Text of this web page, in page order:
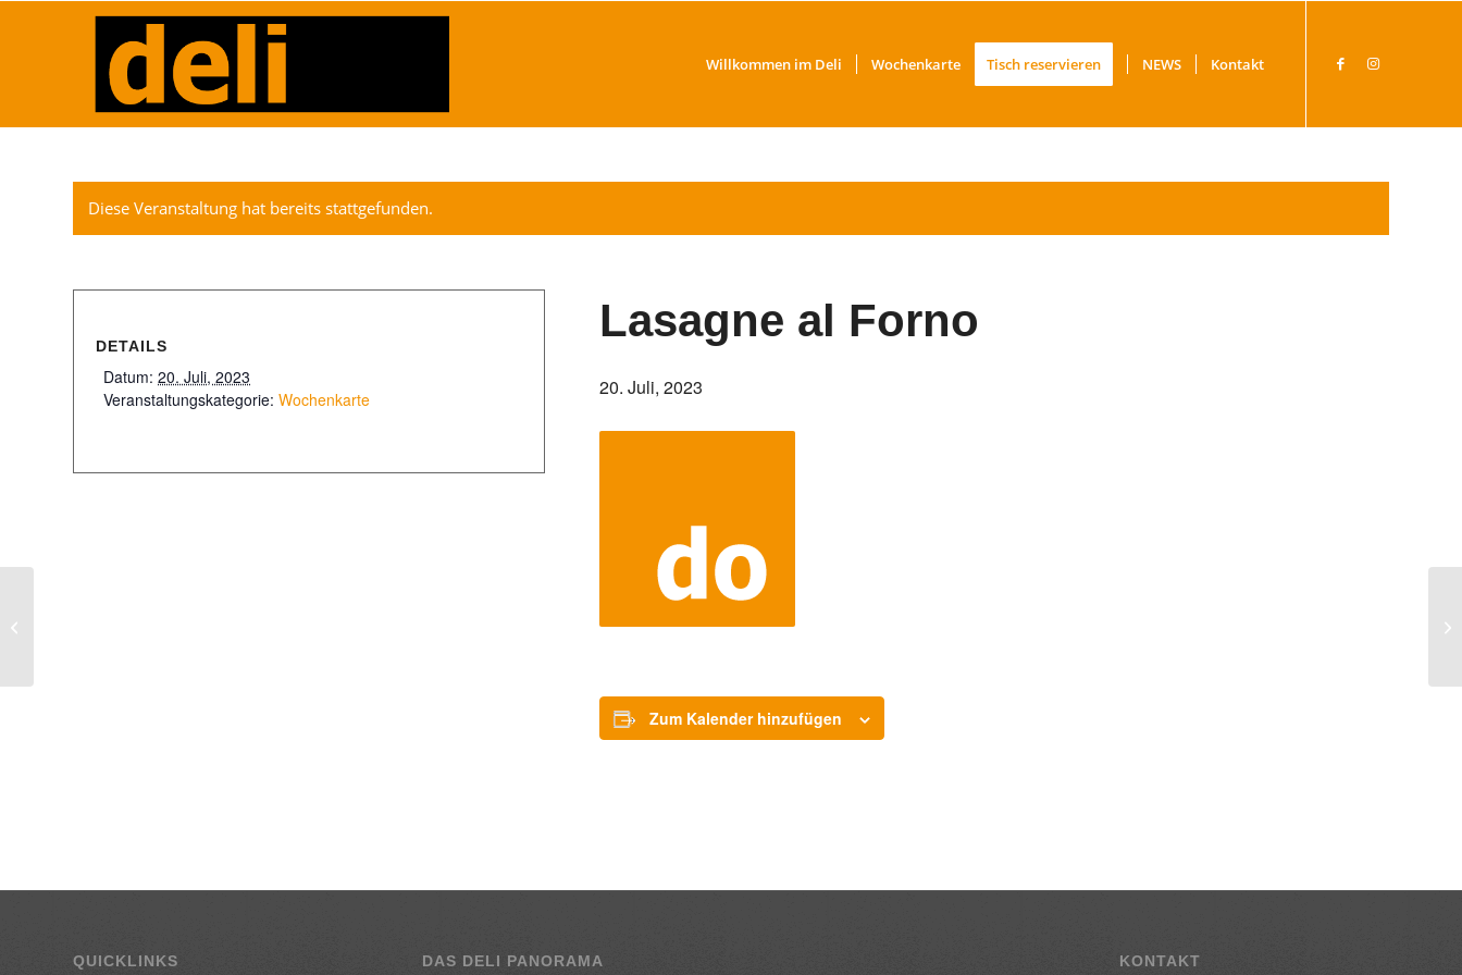
Willkommen im Deli Wochenkarte Tisch reservieren NEWS Kontakt
Diese Veranstaltung hat bereits stattgefunden.
Lasagne al Forno
20. Juli, 2023
Zum Kalender hinzufügen
DETAILS
Datum: 20. Juli, 2023
Veranstaltungskategorie: Wochenkarte
QUICKLINKS DAS DELI PANORAMA KONTAKT